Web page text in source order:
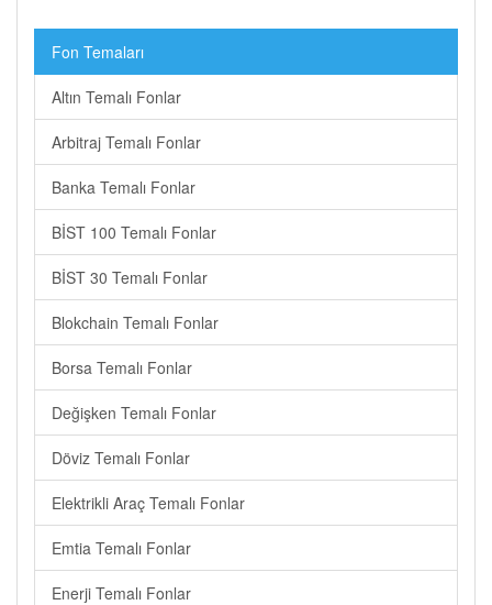
Fon Temaları
Altın Temalı Fonlar
Arbitraj Temalı Fonlar
Banka Temalı Fonlar
BİST 100 Temalı Fonlar
BİST 30 Temalı Fonlar
Blokchain Temalı Fonlar
Borsa Temalı Fonlar
Değişken Temalı Fonlar
Döviz Temalı Fonlar
Elektrikli Araç Temalı Fonlar
Emtia Temalı Fonlar
Enerji Temalı Fonlar